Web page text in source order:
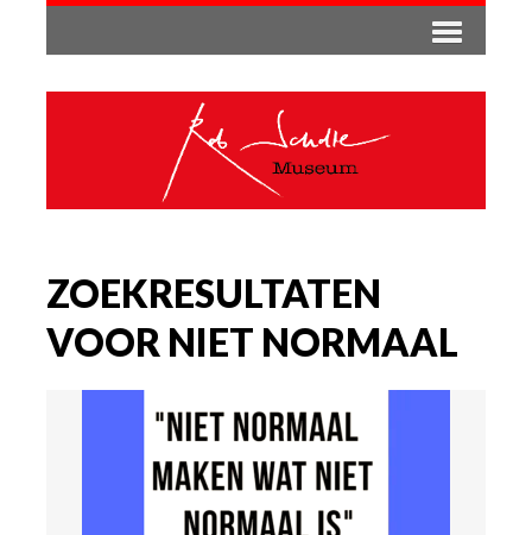
ZOEKRESULTATEN
VOOR NIET NORMAAL